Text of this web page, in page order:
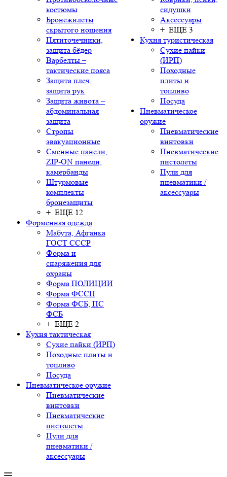
костюмы
Бронежилеты
скрытого ношения
Пятиточечники,
защита бёдер
Варбелты –
тактические пояса
Защита плеч,
защита рук
Защита живота –
абдоминальная
защита
Стропы
эвакуационные
Сменные панели,
ZIP-ON панели,
камербанды
Штурмовые
комплекты
бронезащиты
+ ЕЩЕ 12
Форменная одежда
Мабута, Афганка
ГОСТ СССР
Форма и
снаряжения для
охраны
Форма ПОЛИЦИИ
Форма ФССП
Форма ФСБ, ПС
ФСБ
+ ЕЩЕ 2
Кухня тактическая
Сухие пайки (ИРП)
Походные плиты и
топливо
Посуда
Пневматическое оружие
Пневматические
винтовки
Пневматические
пистолеты
Пули для
пневматики /
аксессуары
сидушки
Аксессуары
+ ЕЩЕ 3
Кухня туристическая
Сухие пайки
(ИРП)
Походные
плиты и
топливо
Посуда
Пневматическое
оружие
Пневматические
винтовки
Пневматические
пистолеты
Пули для
пневматики /
аксессуары